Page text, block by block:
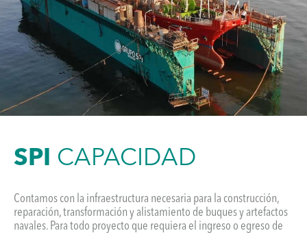
SPI CAPACIDAD
Contamos con la infraestructura necesaria para la construcción,
reparación, transformación y alistamiento de buques y artefactos
navales. Para todo proyecto que requiera el ingreso o egreso de